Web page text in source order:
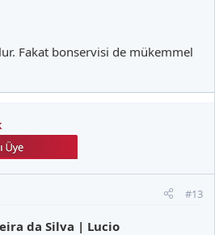
Fakat bonservisi de mükemmel
#13
da Silva | Lucio